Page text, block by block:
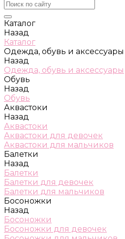
Каталог
Назад
Каталог
Одежда, обувь и аксессуары
Назад
Одежда, обувь и аксессуары
Обувь
Назад
Обувь
Аквастоки
Назад
Аквастоки
Аквастоки для девочек
Аквастоки для мальчиков
Балетки
Назад
Балетки
Балетки для девочек
Балетки для мальчиков
Босоножки
Назад
Босоножки
Босоножки для девочек